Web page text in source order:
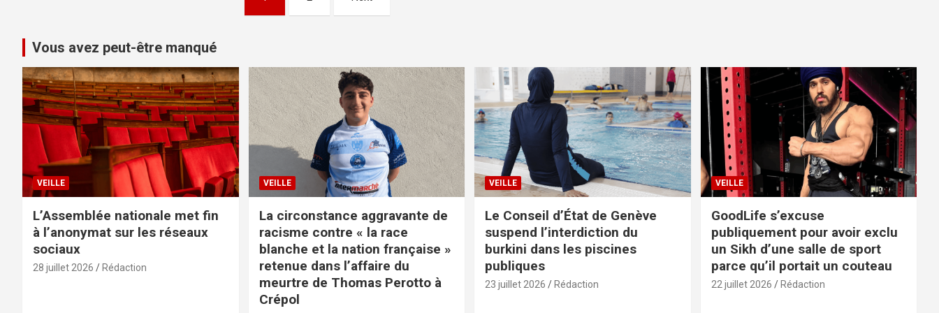
publications
Vous avez peut-être manqué
VEILLE
L’Assemblée nationale met fin
à l’anonymat sur les réseaux
sociaux
28 juillet 2026 Rédaction
VEILLE
La circonstance aggravante de
racisme contre « la race
blanche et la nation française »
retenue dans l’affaire du
meurtre de Thomas Perotto à
Crépol
VEILLE
Le Conseil d’État de Genève
suspend l’interdiction du
burkini dans les piscines
publiques
23 juillet 2026 Rédaction
VEILLE
GoodLife s’excuse
publiquement pour avoir exclu
un Sikh d’une salle de sport
parce qu’il portait un couteau
22 juillet 2026 Rédaction